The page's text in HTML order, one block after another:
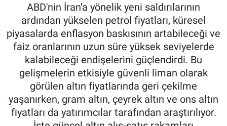
ABD'nin İran'a yönelik yeni saldırılarının
ardından yükselen petrol fiyatları, küresel
piyasalarda enflasyon baskısının artabileceği ve
faiz oranlarının uzun süre yüksek seviyelerde
kalabileceği endişelerini güçlendirdi. Bu
gelişmelerin etkisiyle güvenli liman olarak
görülen altın fiyatlarında geri çekilme
yaşanırken, gram altın, çeyrek altın ve ons altın
fiyatları da yatırımcılar tarafından araştırılıyor.